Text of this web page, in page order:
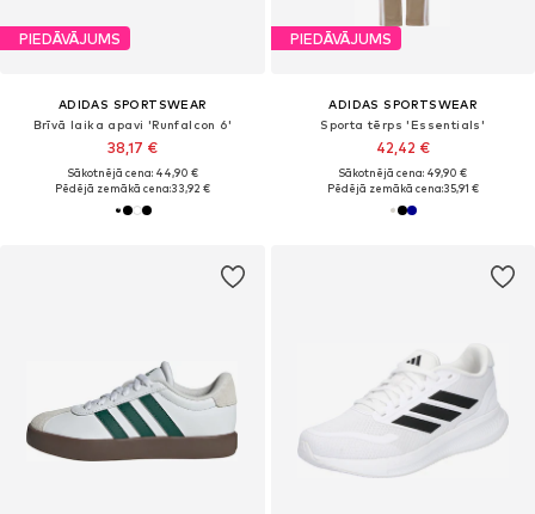
PIEDĀVĀJUMS
ADIDAS SPORTSWEAR
Brīvā laika apavi 'Runfalcon 6'
38,17 €
Sākotnējā cena: 44,90 €
Pēdējā zemākā cena:33,92 €
PIEDĀVĀJUMS
ADIDAS SPORTSWEAR
Sporta tērps 'Essentials'
42,42 €
Sākotnējā cena: 49,90 €
Pēdējā zemākā cena:35,91 €